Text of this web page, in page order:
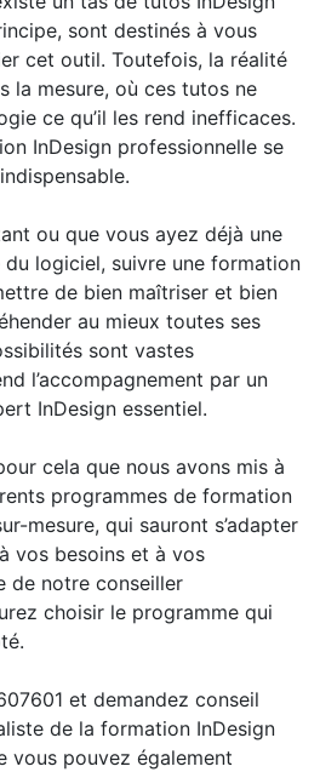
sont destinés à vous
cet outil. Toutefois, la réalité
la mesure, où ces tutos ne
ce qu’il les rend inefficaces.
InDesign professionnelle se
ou que vous ayez déjà une
logiciel, suivre une formation
de bien maîtriser et bien
au mieux toutes ses
sont vastes
l’accompagnement par un
InDesign essentiel.
cela que nous avons mis à
programmes de formation
mesure, qui sauront s’adapter
vos besoins et à vos
de notre conseiller
choisir le programme qui
et demandez conseil
de la formation InDesign
vous pouvez également